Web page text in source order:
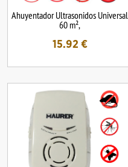
Ahuyentador Ultrasonidos Universal
60 m²,
15.92 €